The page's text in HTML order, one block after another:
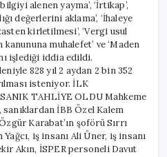
bilgiyi alenen yayma’, ‘İrtikap’,
değerlerini aklama’, ‘İhaleye
kirletilmesi’, ‘Vergi usul
kanununa muhalefet’ ve ‘Maden
işlediği iddia edildi.
828 yıl 2 aydan 2 bin 352
isteniyor. İLK
TAHLİYE OLDU Mahkeme
İBB Özel Kalem
Karabat’ın şoförü Sırrı
Yağcı, iş insanı Ali Üner, iş insanı
Akın, İSPER personeli Davut